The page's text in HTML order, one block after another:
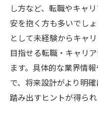
し方など、転職やキャ
安を抱く方も多いでし
として未経験からキャ
目指せる転職・キャリ
ます。具体的な業界情
で、将来設計がより明
踏み出すヒントが得られ